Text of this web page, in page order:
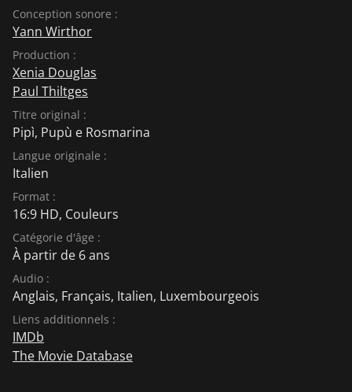
Conception sonore :
Yann Wirthor
Production :
Xenia Douglas
Paul Thiltges
Titre original :
Pipì, Pupù e Rosmarina
Langue originale :
Italien
Format :
16:9 HD, Couleurs
Catégorie d'âge :
À partir de 6 ans
Audio :
Anglais, Français, Italien, Luxembourgeois
Liens additionnels :
IMDb
The Movie Database